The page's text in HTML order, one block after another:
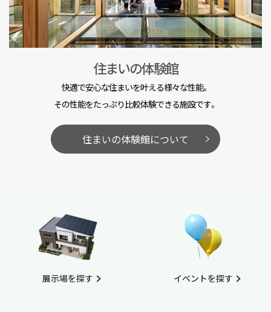
住まいの体験館
快適で安心な住まいを叶える様々な性能。
その性能をたっぷり比較体験できる施設です。
住まいの体験館について
展示場を探す イベントを探す